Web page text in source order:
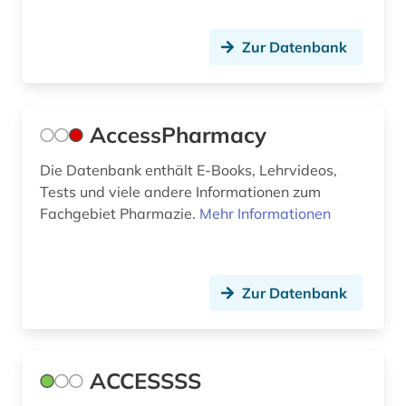
deutsche krankenhausgesellschaft (1)
deutschland (8)
diagnose (11)
diagnosenschlüssel (2)
differentialdiagnose (1)
Zur Datenbank
AccessPharmacy
Die Datenbank enthält E-Books, Lehrvideos,
Tests und viele andere Informationen zum
Fachgebiet Pharmazie. Mehr Informationen
Zur Datenbank
ACCESSSS